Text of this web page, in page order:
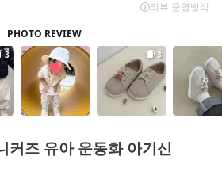
커즈 유아 운동화 아기신